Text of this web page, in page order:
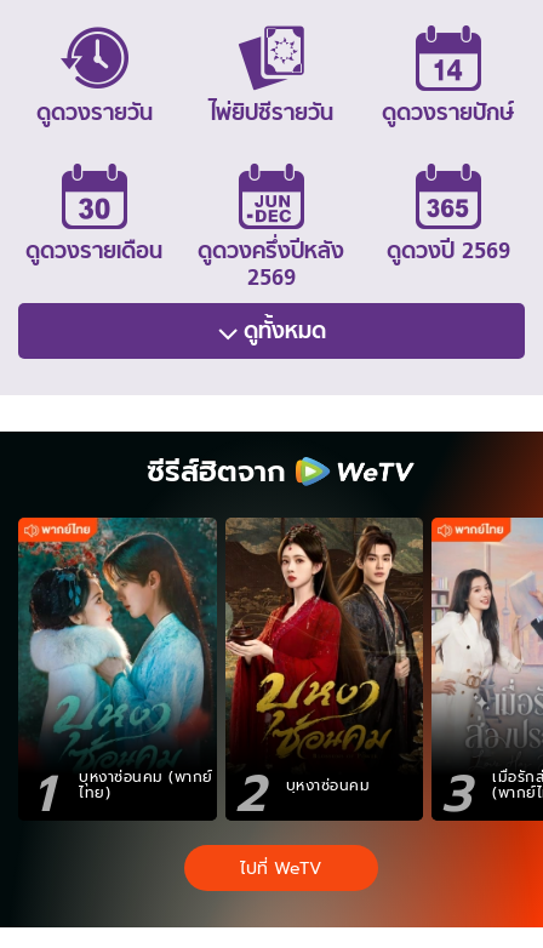
ดูดวงรายวัน ไพ่ยิปซีรายวัน ดูดวงรายปักษ์
ดูดวงรายเดือน
ดูดวงครึ่งปีหลัง
2569
ดูดวงปี 2569
ดูทั้งหมด
ซีรีส์ฮิตจาก
1 บุหงาซ่อนคม (พากย์
ไทย) 2 บุหงาซ่อนคม 3 เมื่อรัก
(พากย์
ไปที่ WeTV